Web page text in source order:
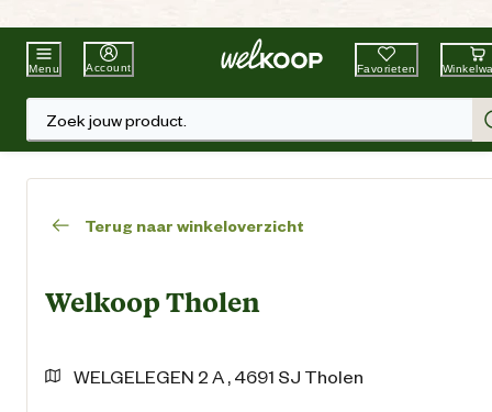
Beste WinkelketenTuin & Dier
Menu Account Favorieten
Zoek jouw product.
Terug naar winkeloverzicht
Welkoop Tholen
WELGELEGEN 2 A , 4691 SJ Tholen